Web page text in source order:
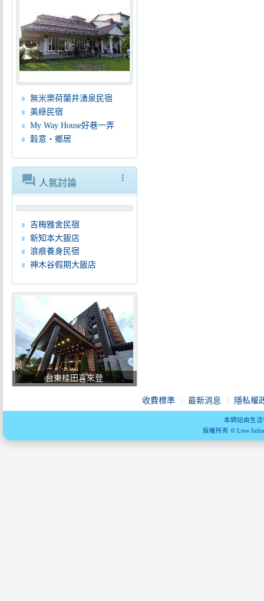
無米樂荷蘭井湧泉民宿
美綠民宿
My Way House好巷一弄
穀意‧鄉居
more_vert
forum 人氣討論
吉梅雅舍民宿
新知本大飯店
浪痕養身民宿
神木谷假期大飯店
台東桂田喜來登
收費標準 最新消息 隱私權
本網站由生
版權所有 © Live